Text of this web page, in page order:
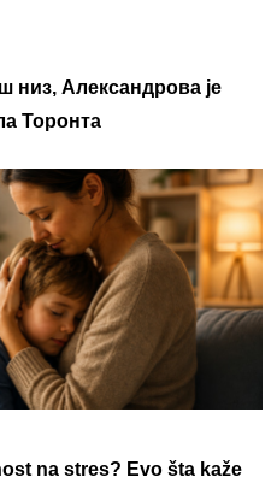
низ, Александрова је
Торонта
na stres? Evo šta kaže